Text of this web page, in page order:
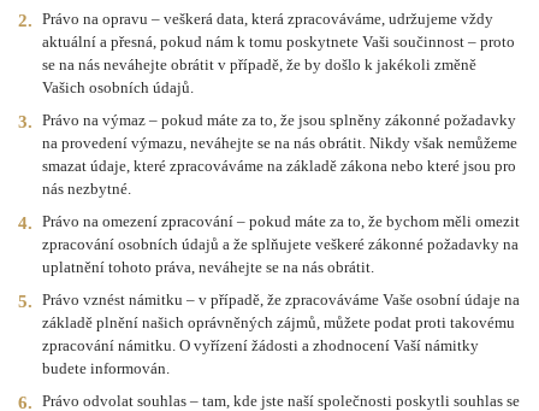
Právo na opravu – veškerá data, která zpracováváme, udržujeme vždy
aktuální a přesná, pokud nám k tomu poskytnete Vaši součinnost – proto
se na nás neváhejte obrátit v případě, že by došlo k jakékoli změně
Vašich osobních údajů.
Právo na výmaz – pokud máte za to, že jsou splněny zákonné požadavky
na provedení výmazu, neváhejte se na nás obrátit. Nikdy však nemůžeme
smazat údaje, které zpracováváme na základě zákona nebo které jsou pro
nás nezbytné.
Právo na omezení zpracování – pokud máte za to, že bychom měli omezit
zpracování osobních údajů a že splňujete veškeré zákonné požadavky na
uplatnění tohoto práva, neváhejte se na nás obrátit.
Právo vznést námitku – v případě, že zpracováváme Vaše osobní údaje na
základě plnění našich oprávněných zájmů, můžete podat proti takovému
zpracování námitku. O vyřízení žádosti a zhodnocení Vaší námitky
budete informován.
Právo odvolat souhlas – tam, kde jste naší společnosti poskytli souhlas se